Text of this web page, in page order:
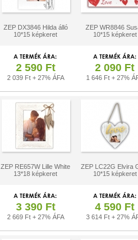
ZEP DX3846 Hilda álló
10*15 képkeret
ZEP WR8846
10*15 képkeret
2 590 Ft
2 039 Ft + 27% ÁFA
2 090 Ft
1 646 Ft + 27%
ZEP RE657W Lille White
13*18 képkeret
ZEP LC22G Elvira
10*15 képkeret
3 390 Ft
2 669 Ft + 27% ÁFA
4 590 Ft
3 614 Ft + 27%